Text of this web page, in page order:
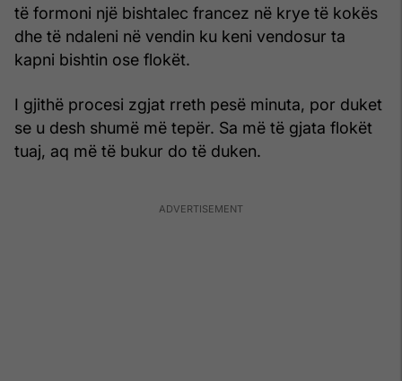
të formoni një bishtalec francez në krye të kokës
dhe të ndaleni në vendin ku keni vendosur ta
kapni bishtin ose flokët.
I gjithë procesi zgjat rreth pesë minuta, por duket
se u desh shumë më tepër. Sa më të gjata flokët
tuaj, aq më të bukur do të duken.